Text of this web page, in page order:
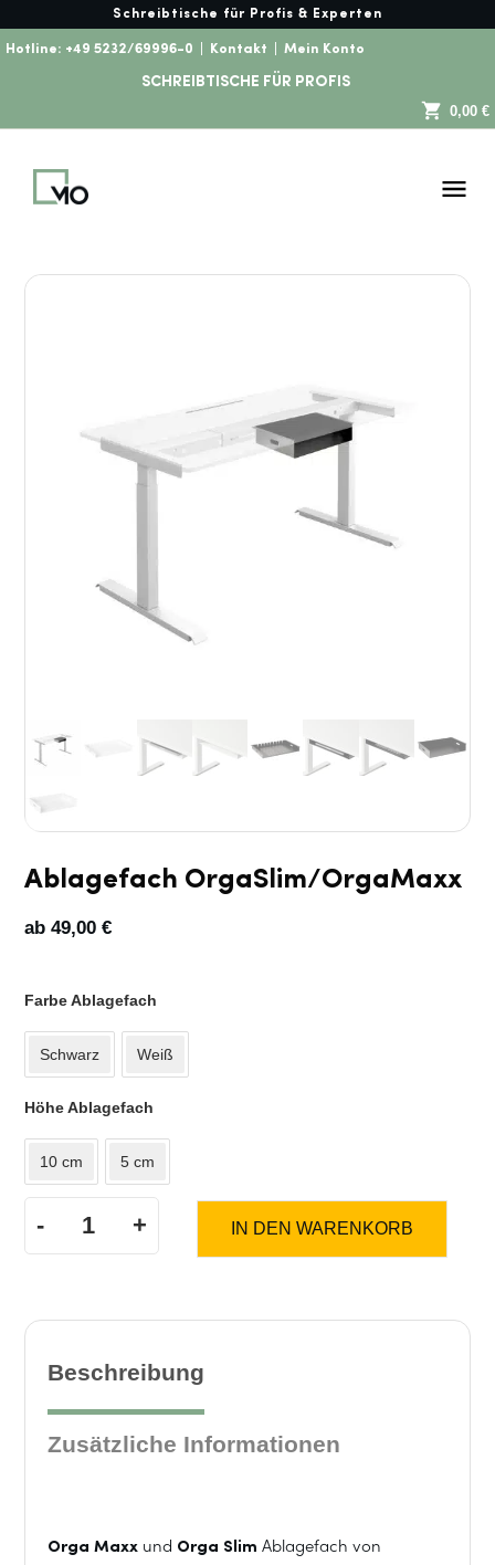
Schreibtische für Profis & Experten
Hotline: +49 5232/69996-0 Kontakt Mein Konto
SCHREIBTISCHE FÜR PROFIS
0,00 €
Ablagefach OrgaSlim/OrgaMaxx
ab 49,00 €
Farbe Ablagefach
Schwarz Weiß
Höhe Ablagefach
10 cm 5 cm
-
Ablagefach
Menge
+ IN DEN WARENKORB
Beschreibung
Zusätzliche Informationen
Orga Maxx und Orga Slim Ablagefach von